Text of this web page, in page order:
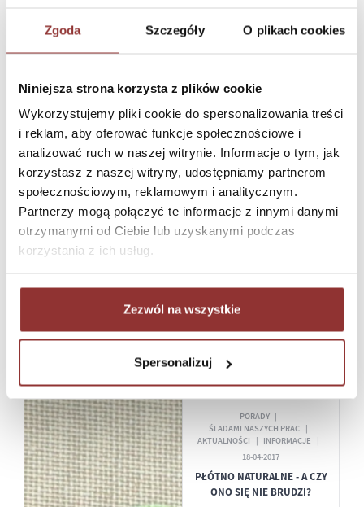
Zgoda Szczegóły O plikach cookies
Niniejsza strona korzysta z plików cookie
Wykorzystujemy pliki cookie do spersonalizowania treści
i reklam, aby oferować funkcje społecznościowe i
analizować ruch w naszej witrynie. Informacje o tym, jak
korzystasz z naszej witryny, udostępniamy partnerom
społecznościowym, reklamowym i analitycznym.
Partnerzy mogą połączyć te informacje z innymi danymi
otrzymanymi od Ciebie lub uzyskanymi podczas
korzystania z ich usług.
Zezwól na wszystkie
Spersonalizuj
INFORMACJE
ODPOWIEDZI.
INFORMACJE
WYGODA I ELEGANCJA
PORADY
ŚLADAMI NASZYCH PRAC
AKTUALNOŚCI
INFORMACJE
18-04-2017
PŁÓTNO NATURALNE - A CZY
ONO SIĘ NIE BRUDZI?